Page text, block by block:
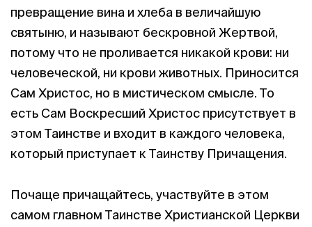
превращение вина и хлеба в величайшую
святыню, и называют бескровной Жертвой,
потому что не проливается никакой крови: ни
человеческой, ни крови животных. Приносится
Сам Христос, но в мистическом смысле. То
есть Сам Воскресший Христос присутствует в
этом Таинстве и входит в каждого человека,
который приступает к Таинству Причащения.
Почаще причащайтесь, участвуйте в этом
самом главном Таинстве Христианской Церкви